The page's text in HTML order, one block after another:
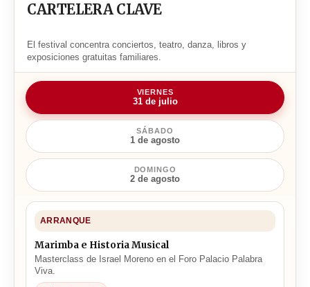
CARTELERA CLAVE
El festival concentra conciertos, teatro, danza, libros y
exposiciones gratuitas familiares.
VIERNES
31 de julio
SÁBADO
1 de agosto
DOMINGO
2 de agosto
ARRANQUE
Marimba e Historia Musical
Masterclass de Israel Moreno en el Foro Palacio Palabra
Viva.